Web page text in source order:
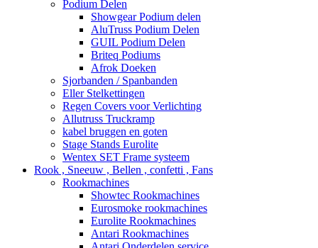
Podium Delen
Showgear Podium delen
AluTruss Podium Delen
GUIL Podium Delen
Briteq Podiums
Afrok Doeken
Sjorbanden / Spanbanden
Eller Stelkettingen
Regen Covers voor Verlichting
Allutruss Truckramp
kabel bruggen en goten
Stage Stands Eurolite
Wentex SET Frame systeem
Rook , Sneeuw , Bellen , confetti , Fans
Rookmachines
Showtec Rookmachines
Eurosmoke rookmachines
Eurolite Rookmachines
Antari Rookmachines